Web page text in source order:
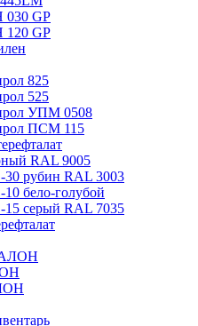
030 GP
120 GP
825
525
УПМ 0508
ПСМ 115
RAL 9005
рубин RAL 3003
бело-голубой
серый RAL 7035